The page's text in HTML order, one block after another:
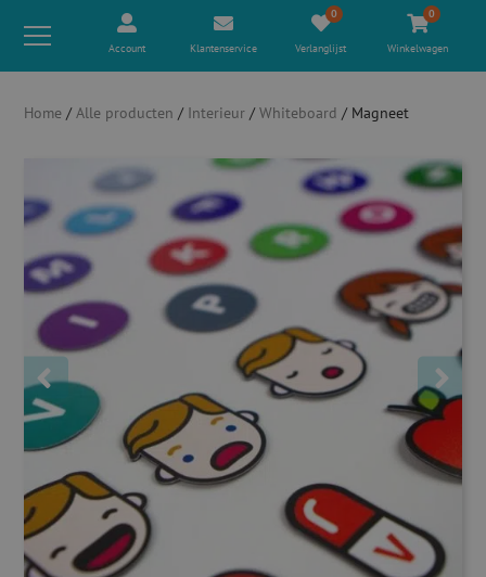
Account Klantenservice
0
Verlanglijst
0
Winkelwagen
Home / Alle producten / Interieur /Whiteboard / Magneet